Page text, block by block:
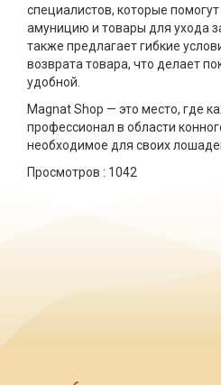
специалистов, которые
амуницию и товары для ухода
также предлагает гибкие
возврата товара, что делает
удобной.
Magnat Shop — это место, где
профессионал в области
необходимое для своих
Просмотров : 1042